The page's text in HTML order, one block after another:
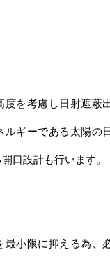
度を考慮し日射遮蔽
ルギーである太陽の
口設計も行います。
最小限に抑える為、